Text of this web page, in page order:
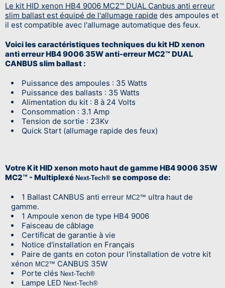
Le kit HID xenon HB4 9006 MC2™ DUAL Canbus anti erreur
slim ballast est équipé de l'allumage rapide des ampoules et
il est compatible avec l'allumage automatique des feux.
Voici les caractéristiques techniques du kit HD xenon
anti erreur HB4 9006 35W anti-erreur MC2™ DUAL
CANBUS slim ballast :
Puissance des ampoules : 35 Watts
Puissance des ballasts : 35 Watts
Alimentation du kit : 8 à 24 Volts
Consommation : 3.1 Amp
Tension de sortie : 23Kv
Quick Start (allumage rapide des feux)
Votre Kit HID xenon moto haut de gamme HB4 9006 35W
MC2™ - Multiplexé Next-Tech® se compose de:
1 Ballast CANBUS anti erreur MC2™ ultra haut de
gamme.
1 Ampoule xenon de type HB4 9006
Faisceau de câblage
Certificat de garantie à vie
Notice d'installation en Français
Paire de gants en coton pour l'installation de votre kit
xénon MC2™ CANBUS 35W
Porte clés Next-Tech®
Lampe LED Next-Tech®